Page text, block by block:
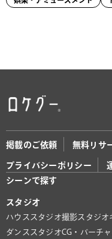
掲載のご依頼 無料リサ
プライバシーポリシー
シーンで探す
スタジオ
ハウススタジオ撮影スタジオ
ダンススタジオCG・バーチ